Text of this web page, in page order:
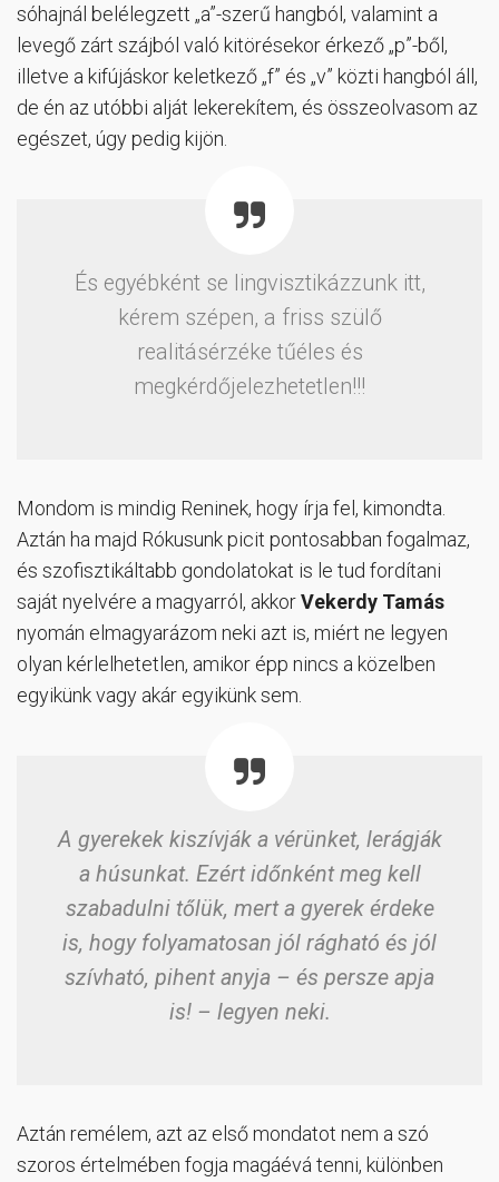
sóhajnál belélegzett „a”-szerű hangból, valamint a
levegő zárt szájból való kitörésekor érkező „p”-ből,
illetve a kifújáskor keletkező „f” és „v” közti hangból áll,
de én az utóbbi alját lekerekítem, és összeolvasom az
egészet, úgy pedig kijön.
És egyébként se lingvisztikázzunk itt,
kérem szépen, a friss szülő
realitásérzéke tűéles és
megkérdőjelezhetetlen!!!
Mondom is mindig Reninek, hogy írja fel, kimondta.
Aztán ha majd Rókusunk picit pontosabban fogalmaz,
és szofisztikáltabb gondolatokat is le tud fordítani
saját nyelvére a magyarról, akkorVekerdy Tamás
nyomán elmagyarázom neki azt is, miért ne legyen
olyan kérlelhetetlen, amikor épp nincs a közelben
egyikünk vagy akár egyikünk sem.
A gyerekek kiszívják a vérünket, lerágják
a húsunkat. Ezért időnként meg kell
szabadulni tőlük, mert a gyerek érdeke
is, hogy folyamatosan jól rágható és jól
szívható, pihent anyja – és persze apja
is! – legyen neki.
Aztán remélem, azt az első mondatot nem a szó
szoros értelmében fogja magáévá tenni, különben